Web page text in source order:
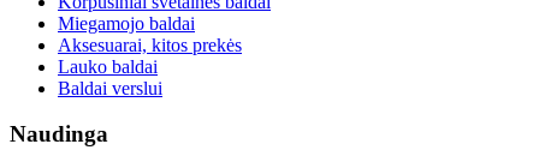
Miegamojo baldai
Aksesuarai, kitos prekės
Lauko baldai
Baldai verslui
Naudinga